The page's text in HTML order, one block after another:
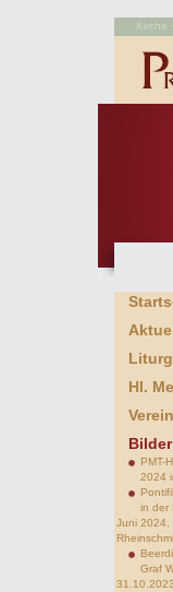
Kirche
Hl.
Verein
Bilder
PMT-
2024
in der
Juni 2024,
Graf